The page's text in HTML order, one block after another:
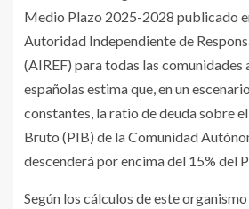
Medio Plazo 2025-2028 publicado
Autoridad Independiente de
(AIREF) para todas las comunidades
españolas estima que, en un
constantes, la ratio de deuda sobre
Bruto (PIB) de la Comunidad
descenderá por encima del 15% del
Según los cálculos de este